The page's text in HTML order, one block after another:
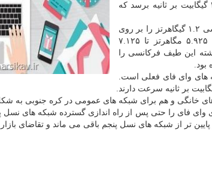
سرعت بارگذاری اطلاعات از اینترنت به ۲.۱ گیگابیت بر ثانیه برسد که
وزارتخانه مورد اشاره می گوید طیف فرکانسی ۱.۲ گیگاهرتز را بر روی
باند ۶ گیگاهرتز آزاد کرده که بر روی برد ۵.۹۲۵ مگاهرتز تا ۷.۱۲۵
این طیف فرکانسی را
بود.
شبکه های وای فای فعلی است.
خانگی و هم برای شبکه های عمومی در کره جنوبی به
وای فای را حتی پس از راه اندازی گسترده شبکه های نسل
تر از شبکه های نسل پنجم باقی می ماند و تقاضای